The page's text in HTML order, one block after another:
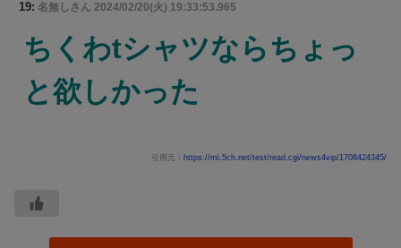
19: 名無しさん 2024/02/20(火) 19:33:53.965
ちくわtシャツならちょっ
と欲しかった
引用元： https://mi.5ch.net/test/read.cgi/news4vip/1708424345/